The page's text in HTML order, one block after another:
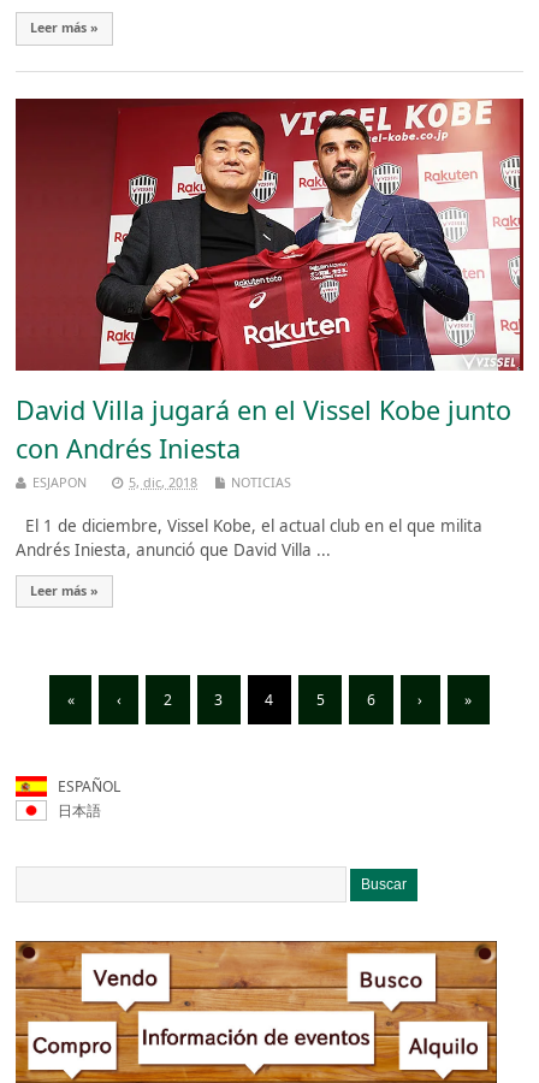
Leer más »
David Villa jugará en el Vissel Kobe junto
con Andrés Iniesta
ESJAPON 5, dic, 2018 NOTICIAS
El 1 de diciembre, Vissel Kobe, el actual club en el que milita
Andrés Iniesta, anunció que David Villa ...
Leer más »
« ‹ 2 3 4 5 6 › »
ESPAÑOL
日本語